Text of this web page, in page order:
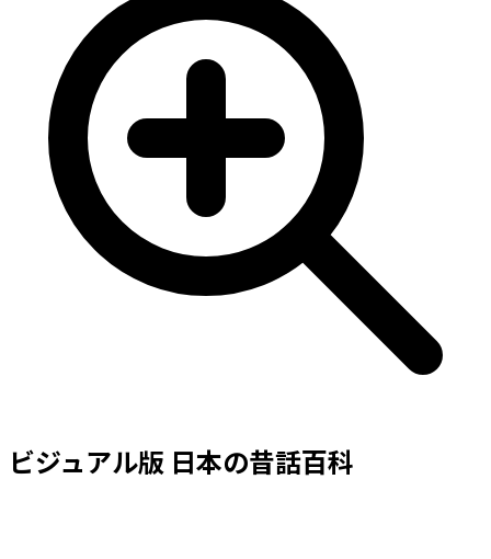
ビジュアル版 日本の昔話百科